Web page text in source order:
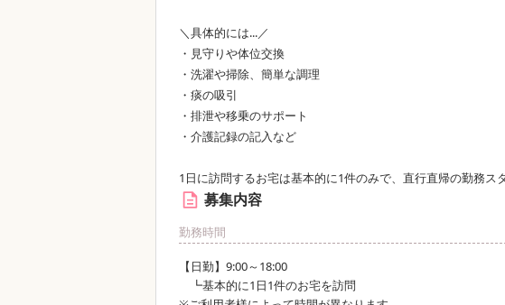
＼具体的には...／
・見守りや体位交換
・洗濯や掃除、簡単な調理
・痰の吸引
・排泄や移乗のサポート
・介護記録の記入など
1日に訪問するお宅は基本的に1件のみで、直行直帰の勤務ス
募集内容
勤務時間
【日勤】9:00～18:00
┗基本的に1日1件のお宅を訪問